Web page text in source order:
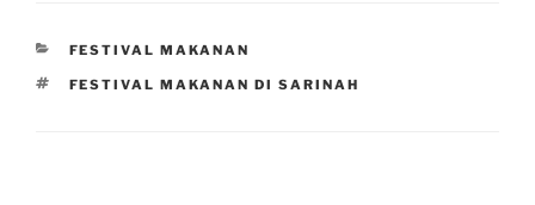
CATEGORIES
FESTIVAL MAKANAN
TAGS
FESTIVAL MAKANAN DI SARINAH